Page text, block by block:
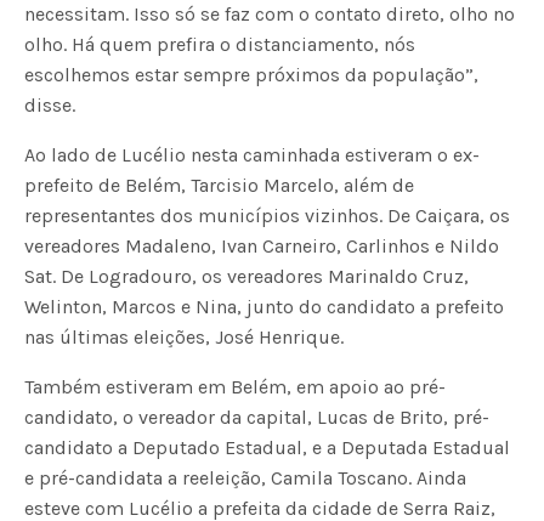
necessitam. Isso só se faz com o contato direto, olho no
olho. Há quem prefira o distanciamento, nós
escolhemos estar sempre próximos da população”,
disse.
Ao lado de Lucélio nesta caminhada estiveram o ex-
prefeito de Belém, Tarcisio Marcelo, além de
representantes dos municípios vizinhos. De Caiçara, os
vereadores Madaleno, Ivan Carneiro, Carlinhos e Nildo
Sat. De Logradouro, os vereadores Marinaldo Cruz,
Welinton, Marcos e Nina, junto do candidato a prefeito
nas últimas eleições, José Henrique.
Também estiveram em Belém, em apoio ao pré-
candidato, o vereador da capital, Lucas de Brito, pré-
candidato a Deputado Estadual, e a Deputada Estadual
e pré-candidata a reeleição, Camila Toscano. Ainda
esteve com Lucélio a prefeita da cidade de Serra Raiz,